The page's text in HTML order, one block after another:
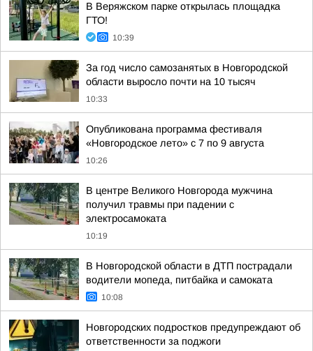
В Веряжском парке открылась площадка
ГТО!
10:39
За год число самозанятых в Новгородской
области выросло почти на 10 тысяч
10:33
Опубликована программа фестиваля
«Новгородское лето» с 7 по 9 августа
10:26
В центре Великого Новгорода мужчина
получил травмы при падении с
электросамоката
10:19
В Новгородской области в ДТП пострадали
водители мопеда, питбайка и самоката
10:08
Новгородских подростков предупреждают об
ответственности за поджоги